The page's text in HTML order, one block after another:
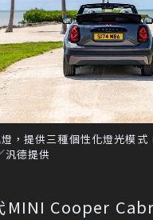
，提供三種個性化燈光模式
汎德提供
MINI Cooper